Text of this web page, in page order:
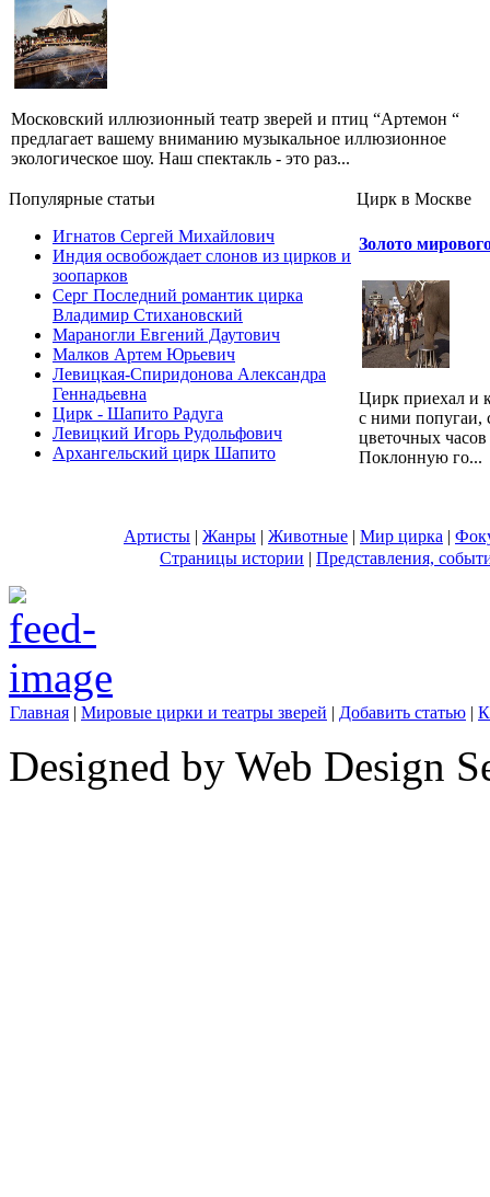
Московский иллюзионный театр зверей и птиц “Артемон “
предлагает вашему вниманию музыкальное иллюзионное
экологическое шоу. Наш спектакль - это раз...
Популярные cтатьи
Игнатов Сергей Михайлович
Индия освобождает слонов из цирков и
зоопарков
Серг Последний романтик цирка
Владимир Стихановский
Мараногли Евгений Даутович
Малков Артем Юрьевич
Левицкая-Спиридонова Александра
Геннадьевна
Цирк - Шапито Радуга
Левицкий Игорь Рудольфович
Архангельский цирк Шапито
Цирк в Москве
Золото
Цирк приехал и
с ними
цветочных
Поклонную го...
Артисты | Жанры | Животные | Мир цирка |
Страницы истории | Представления,
Главная | Мировые цирки и театры зверей | Добавить статью |
Designed by Web Design